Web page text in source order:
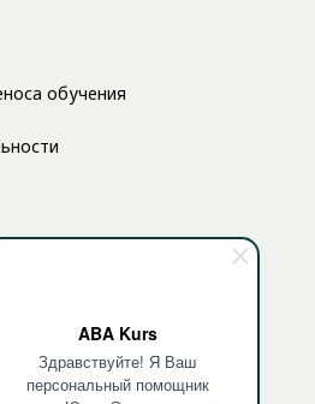
ABA Kurs
Здравствуйте! Я Ваш
персональный помощник
обучения
с 10:00 до 17:00
kurs.com